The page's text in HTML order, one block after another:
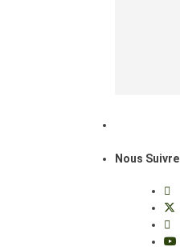
Nous Suivre